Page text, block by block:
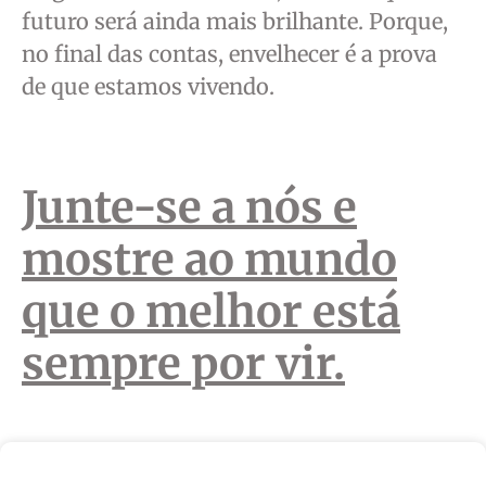
futuro será ainda mais brilhante. Porque,
no final das contas, envelhecer é a prova
de que estamos vivendo.
Junte-se a nós e
mostre ao mundo
que o melhor está
sempre por vir.